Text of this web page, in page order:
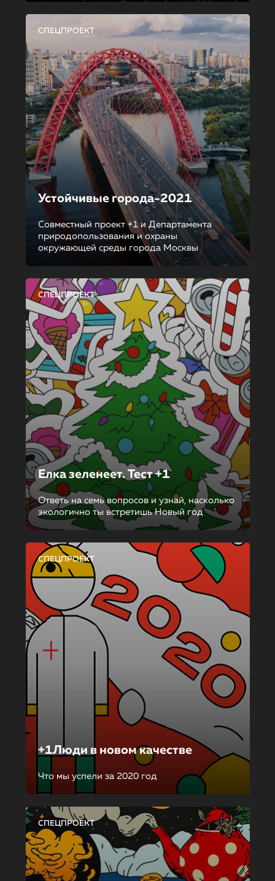
СПЕЦПРОЕКТ
Устойчивые города-2021
Совместный проект +1 и Департамента
природопользования и охраны
окружающей среды города Москвы
СПЕЦПРОЕКТ
Елка зеленеет. Тест +1
Ответь на семь вопросов и узнай, насколько
экологично ты встретишь Новый год
СПЕЦПРОЕКТ
+1Люди в новом качестве
Что мы успели за 2020 год
СПЕЦПРОЕКТ